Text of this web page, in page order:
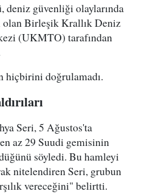
deniz güvenliği olaylarında
olan Birleşik Krallık Deniz
(UKMTO) tarafından
hiçbirini doğrulamadı.
Seri, 5 Ağustos'ta
az 29 Suudi gemisinin
söyledi. Bu hamleyi
nitelendiren Seri, grubun
vereceğini" belirtti.